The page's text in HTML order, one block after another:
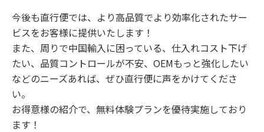
今後も直行便では、より高品質でより効率化されたサー
ビスをお客様に提供いたします！
また、周りで中国輸入に困っている、仕入れコスト下げ
たい、品質コントロールが不安、OEMもっと強化したい
などのニーズあれば、ぜひ直行便に声をかけてくださ
い。
お得意様の紹介で、無料体験プランを優待実施しており
ます！